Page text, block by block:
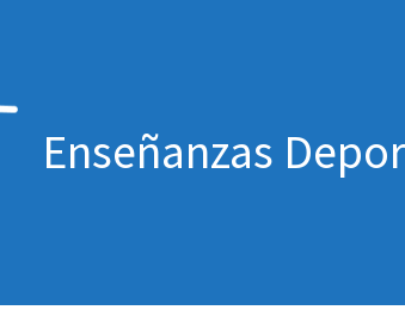
Enseñanzas